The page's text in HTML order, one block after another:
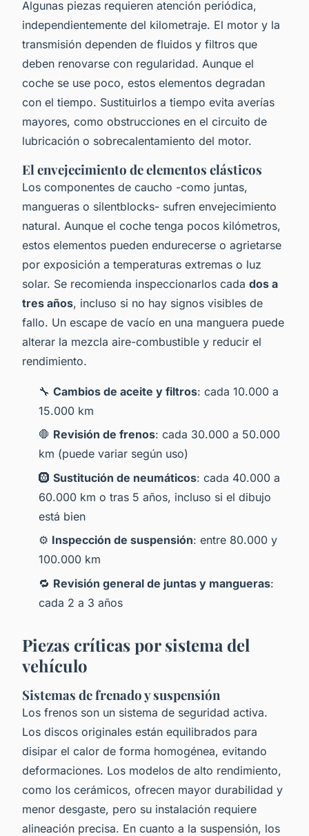
Algunas piezas requieren atención periódica,
independientemente del kilometraje. El motor y la
transmisión dependen de fluidos y filtros que
deben renovarse con regularidad. Aunque el
coche se use poco, estos elementos degradan
con el tiempo. Sustituirlos a tiempo evita averías
mayores, como obstrucciones en el circuito de
lubricación o sobrecalentamiento del motor.
El envejecimiento de elementos elásticos
Los componentes de caucho -como juntas,
mangueras o silentblocks- sufren envejecimiento
natural. Aunque el coche tenga pocos kilómetros,
estos elementos pueden endurecerse o agrietarse
por exposición a temperaturas extremas o luz
solar. Se recomienda inspeccionarlos cada dos a
tres años, incluso si no hay signos visibles de
fallo. Un escape de vacío en una manguera puede
alterar la mezcla aire-combustible y reducir el
rendimiento.
🔧 Cambios de aceite y filtros: cada 10.000 a
15.000 km
🛑 Revisión de frenos: cada 30.000 a 50.000
km (puede variar según uso)
🛞 Sustitución de neumáticos: cada 40.000 a
60.000 km o tras 5 años, incluso si el dibujo
está bien
⚙️ Inspección de suspensión: entre 80.000 y
100.000 km
🔁 Revisión general de juntas y mangueras:
cada 2 a 3 años
Piezas críticas por sistema del
vehículo
Sistemas de frenado y suspensión
Los frenos son un sistema de seguridad activa.
Los discos originales están equilibrados para
disipar el calor de forma homogénea, evitando
deformaciones. Los modelos de alto rendimiento,
como los cerámicos, ofrecen mayor durabilidad y
menor desgaste, pero su instalación requiere
alineación precisa. En cuanto a la suspensión, los